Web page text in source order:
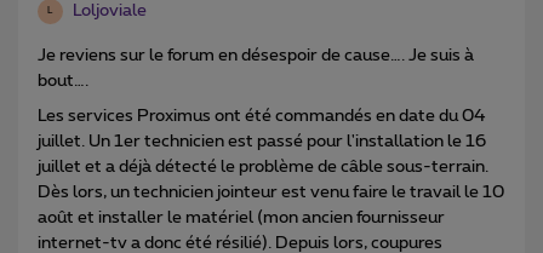
L Loljoviale
Je reviens sur le forum en désespoir de cause…. Je suis à
bout….
Les services Proximus ont été commandés en date du 04
juillet. Un 1er technicien est passé pour l'installation le 16
juillet et a déjà détecté le problème de câble sous-terrain.
Dès lors, un technicien jointeur est venu faire le travail le 10
août et installer le matériel (mon ancien fournisseur
internet-tv a donc été résilié). Depuis lors, coupures